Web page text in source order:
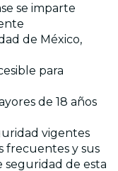
se imparte
de México,
para
de 18 años
vigentes
frecuentes y sus
seguridad de esta